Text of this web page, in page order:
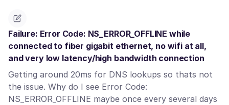
Failure: Error Code: NS_ERROR_OFFLINE while
connected to fiber gigabit ethernet, no wifi at all,
and very low latency/high bandwidth connection
Getting around 20ms for DNS lookups so thats not
the issue. Why do I see Error Code:
NS_ERROR_OFFLINE maybe once every several days